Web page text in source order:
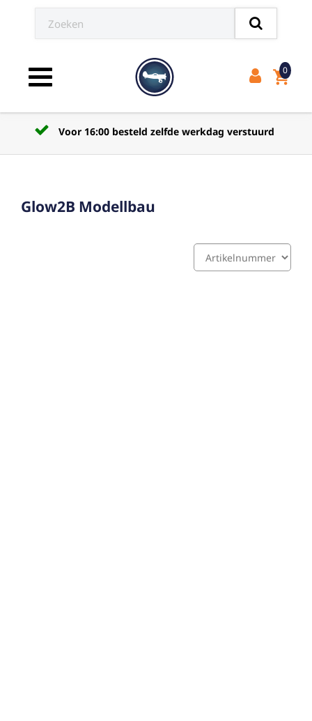
Toggle navigation shopping_cart
0
Voor 16:00 besteld zelfde werkdag verstuurd
Glow2B Modellbau